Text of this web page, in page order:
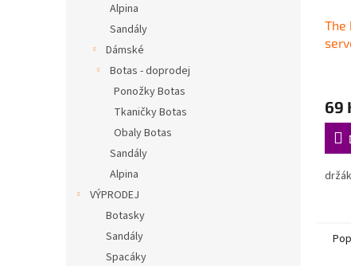
Alpina
Sandály
Dámské
Botas - doprodej
Ponožky Botas
Tkaničky Botas
Obaly Botas
Sandály
Alpina
VÝPRODEJ
Botasky
Sandály
Spacáky
The
69